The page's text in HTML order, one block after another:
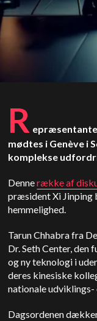
R
mødtes i Genève i
komplekse
Dennerække af
præsident Xi Jinping
hemmelighed.
Tarun Chhabra fra
Dr. Seth Center,
og ny teknologi i
deres kinesiske
nationale
Dagsordenen